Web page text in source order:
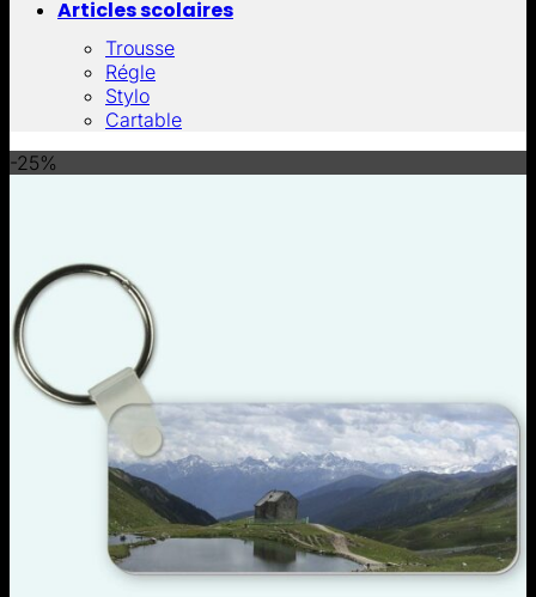
Articles scolaires
Trousse
Régle
Stylo
Cartable
-25%